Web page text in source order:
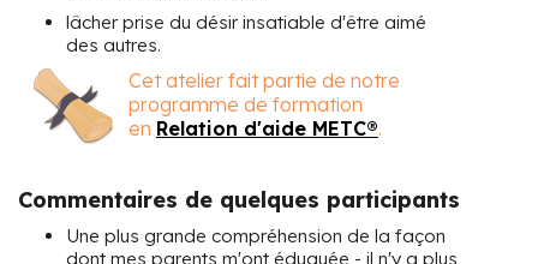
lâcher prise du désir insatiable d'être aimé
des autres.
Cet atelier fait partie de notre
programme de formation
en Relation d'aide METC®.
Commentaires de quelques participants
Une plus grande compréhension de la façon
dont mes parents m'ont éduquée - il n'y a plus